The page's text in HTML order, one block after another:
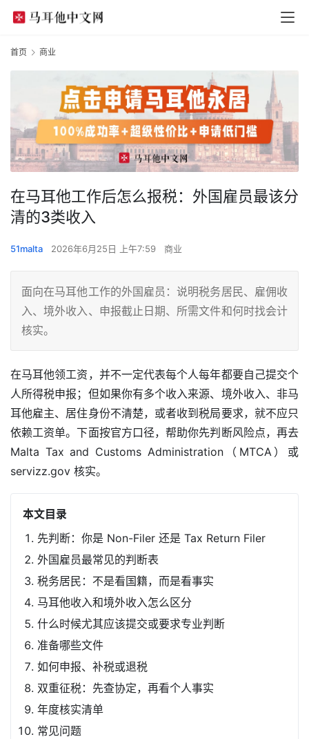
首页 商业
在马耳他工作后怎么报税：外国雇员最该分
清的3类收入
51malta 2026年6月25日 上午7:59 商业
面向在马耳他工作的外国雇员：说明税务居民、雇佣收
入、境外收入、申报截止日期、所需文件和何时找会计
核实。
在马耳他领工资，并不一定代表每个人每年都要自己提交个
人所得税申报；但如果你有多个收入来源、境外收入、非马
耳他雇主、居住身份不清楚，或者收到税局要求，就不应只
依赖工资单。下面按官方口径，帮助你先判断风险点，再去
Malta Tax and Customs Administration（MTCA）或
servizz.gov 核实。
本文目录
先判断：你是 Non-Filer 还是 Tax Return Filer
外国雇员最常见的判断表
税务居民：不是看国籍，而是看事实
马耳他收入和境外收入怎么区分
什么时候尤其应该提交或要求专业判断
准备哪些文件
如何申报、补税或退税
双重征税：先查协定，再看个人事实
年度核实清单
常见问题